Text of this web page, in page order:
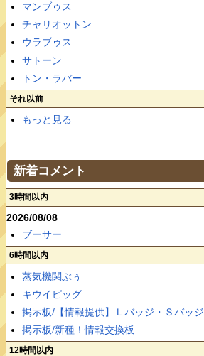
マンブゥス
チャリオットン
ウラブゥス
サトーン
トン・ラバー
それ以前
もっと見る
新着コメント
3時間以内
2026/08/08
ブーサー
6時間以内
蒸気機関ぶぅ
キウイピッグ
掲示板/【情報提供】Ｌバッジ・Ｓバッジ
掲示板/新種！情報交換板
12時間以内